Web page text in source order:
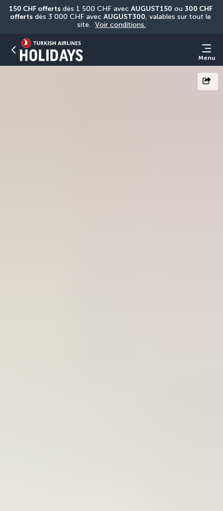
150 CHF offerts dès 1 500 CHF avec AUGUST150 ou 300 CHF
offerts dès 3 000 CHF avec AUGUST300, valables sur tout le
site. Voir conditions.
Menu